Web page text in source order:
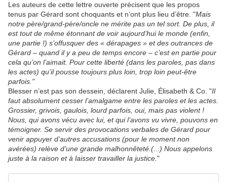
Les auteurs de cette lettre ouverte précisent que les propos
tenus par Gérard sont choquants et n’ont plus lieu d’être. "Mais
notre père/grand-père/oncle ne mérite pas un tel sort. De plus, il
est tout de même étonnant de voir aujourd’hui le monde (enfin,
une partie !) s’offusquer des « dérapages » et des outrances de
Gérard – quand il y a peu de temps encore – c’est en partie pour
cela qu’on l’aimait. Pour cette liberté (dans les paroles, pas dans
les actes) qu’il pousse toujours plus loin, trop loin peut-être
parfois."
Blesser n’est pas son dessein, déclarent Julie, Élisabeth & Co. "Il
faut absolument cesser l’amalgame entre les paroles et les actes.
Grossier, grivois, gaulois, lourd parfois, oui, mais pas violent !
Nous, qui avons vécu avec lui, et qui l’avons vu vivre, pouvons en
témoigner. Se servir des provocations verbales de Gérard pour
venir appuyer d’autres accusations (pour le moment non
avérées) relève d’une grande malhonnêteté.(...) Nous appelons
juste à la raison et à laisser travailler la justice. "